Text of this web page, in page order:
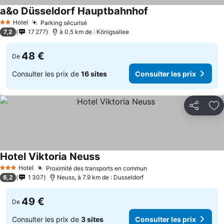
2 Étoiles
Hotel Parking sécurisé
a&o Düsseldorf Hauptbahnhof
7,2 17 277 à 0.5 km de : Königsallee
De 48 €
Consulter les prix de 16 sites Consulter les prix
Partager
3 ÉtoilesHotel Proximité des transports en commun
Hotel Viktoria Neuss
6,2 1 307 Neuss, à 7.9 km de : Dusseldorf
De 49 €
Consulter les prix de 3 sites Consulter les prix